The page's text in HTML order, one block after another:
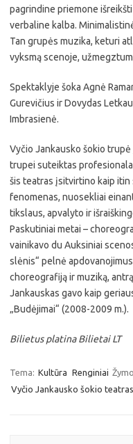
pagrindine priemone
verbaline kalba.
Tan grupės muzika, keturi
vyksmą scenoje,
Spektaklyje šoka Agnė
Gurevičius ir Dovydas
Imbrasienė.
Vyčio Jankausko šokio
trupei suteiktas
šis teatras įsitvirtino kaip itin
fenomenas, nuosekliai
tikslaus, apvalyto ir
Paskutiniai metai –
vainikavo du Auksiniai
slėnis“ pelnė
choreografiją ir muziką,
Jankauskas gavo kaip
„Budėjimai“ (2008-2009 m.).
Bilietus platina Bilietai LT
Tema: Kultūra Renginiai
Vyčio Jankausko šokio teatras